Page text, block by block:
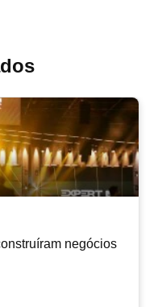
negócios